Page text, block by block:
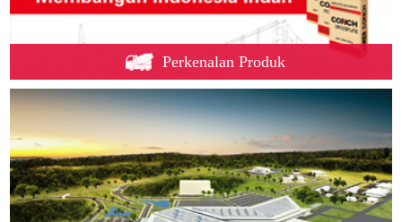
Perkenalan Produk